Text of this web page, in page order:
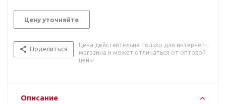
Цену уточняйте
Поделиться
Цена действительна только для интернет-
магазина и может отличаться от оптовой
цены
Описание